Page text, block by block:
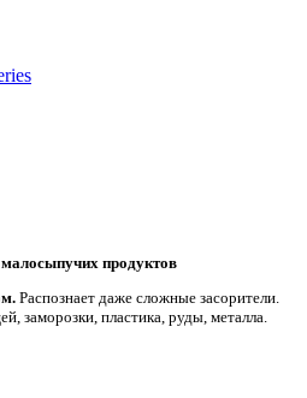
продуктов
Распознает даже сложные засорители.
заморозки, пластика, руды, металла.